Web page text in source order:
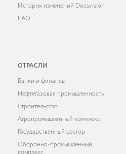
История изменений Docsvision
FAQ
ОТРАСЛИ
Банки и финансы
Нефтегазовая промышленность
Строительство
Агропромышленный комплекс
Государственный сектор
Оборонно-промышленный
комплекс